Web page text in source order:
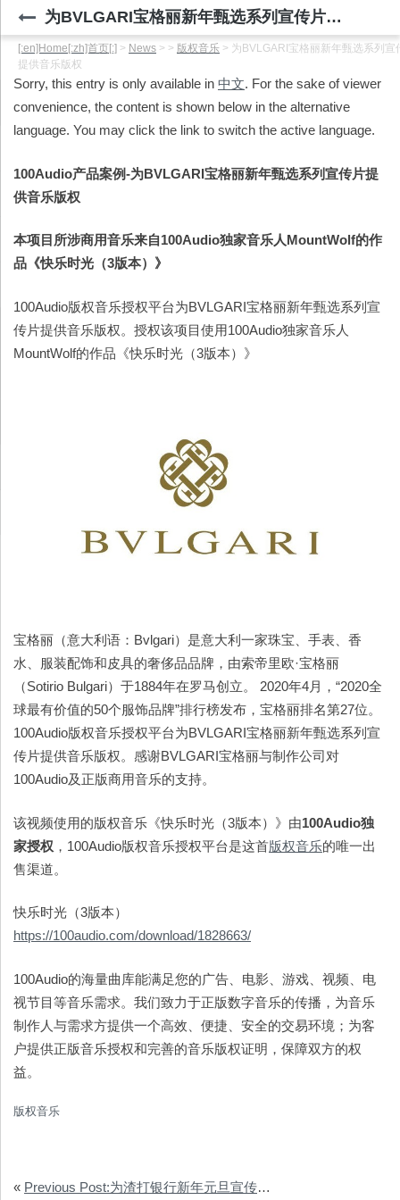
为BVLGARI宝格丽新年甄选系列宣传片提供音乐版权
[:en]Home[:zh]首页[:] > News > > 版权音乐 > 为BVLGARI宝格丽新年甄选系列宣
提供音乐版权
Sorry, this entry is only available in 中文. For the sake of viewer
convenience, the content is shown below in the alternative
language. You may click the link to switch the active language.
100Audio产品案例-为BVLGARI宝格丽新年甄选系列宣传片提
供音乐版权
本项目所涉商用音乐来自100Audio独家音乐人MountWolf的作
品《快乐时光（3版本）》
100Audio版权音乐授权平台为BVLGARI宝格丽新年甄选系列宣
传片提供音乐版权。授权该项目使用100Audio独家音乐人
MountWolf的作品《快乐时光（3版本）》
宝格丽（意大利语：Bvlgari）是意大利一家珠宝、手表、香
水、服装配饰和皮具的奢侈品品牌，由索帝里欧·宝格丽
（Sotirio Bulgari）于1884年在罗马创立。 2020年4月，“2020全
球最有价值的50个服饰品牌”排行榜发布，宝格丽排名第27位。
100Audio版权音乐授权平台为BVLGARI宝格丽新年甄选系列宣
传片提供音乐版权。感谢BVLGARI宝格丽与制作公司对
100Audio及正版商用音乐的支持。
该视频使用的版权音乐《快乐时光（3版本）》由100Audio独
家授权 ，100Audio版权音乐授权平台是这首版权音乐的唯一出
售渠道。
快乐时光（3版本）
https://100audio.com/download/1828663/
100Audio的海量曲库能满足您的广告、电影、游戏、视频、电
视节目等音乐需求。我们致力于正版数字音乐的传播，为音乐
制作人与需求方提供一个高效、便捷、安全的交易环境；为客
户提供正版音乐授权和完善的音乐版权证明，保障双方的权
益。
版权音乐
« Previous Post:为渣打银行新年元旦宣传片提供音乐版权